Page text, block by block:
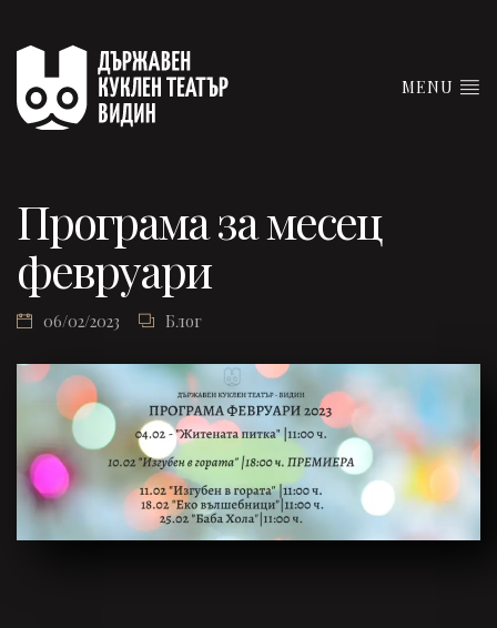
MENU
Програма за месец
февруари
06/02/2023 Блог